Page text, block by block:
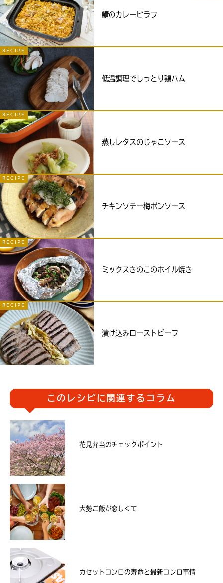
鯖のカレーピラフ
RECIPE
低温調理でしっとり鶏ハム
RECIPE
蒸しレタスのじゃこソース
RECIPE
チキンソテー梅ポンソース
RECIPE
ミックスきのこのホイル焼き
RECIPE
漬け込みローストビーフ
このレシピに関連するコラム
花見弁当のチェックポイント
大勢ご飯が恋しくて
カセットコンロの寿命と最新コンロ事情